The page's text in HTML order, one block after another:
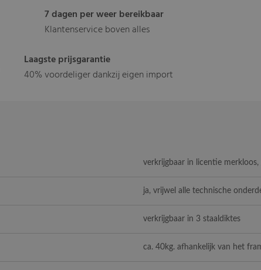
7 dagen per weer bereikbaar
Klantenservice boven alles
Laagste prijsgarantie
40% voordeliger dankzij eigen import
verkrijgbaar in licentie
ja, vrijwel alle technische
verkrijgbaar in 3 staaldiktes
ca. 40kg. afhankelijk van het